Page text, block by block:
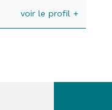
voir le profil +